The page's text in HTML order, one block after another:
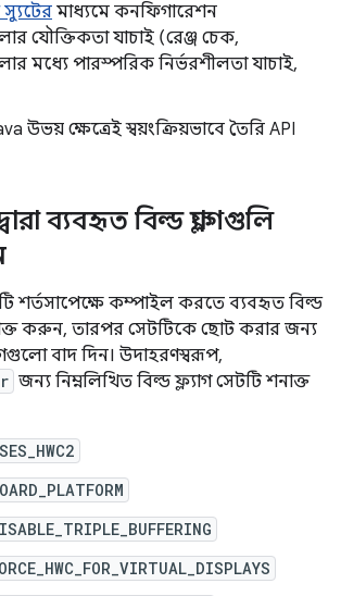
স্যুটের মাধ্যমে কনফিগারেশন
যৌক্তিকতা যাচাই (রেঞ্জ চেক,
মধ্যে পারস্পরিক নির্ভরশীলতা যাচাই,
উভয় ক্ষেত্রেই স্বয়ংক্রিয়ভাবে তৈরি API
ব্যবহৃত বিল্ড ফ্ল্যাগগুলি
শর্তসাপেক্ষে কম্পাইল করতে ব্যবহৃত বিল্ড
করুন, তারপর সেটটিকে ছোট করার জন্য
বাদ দিন। উদাহরণস্বরূপ,
জন্য নিম্নলিখিত বিল্ড ফ্ল্যাগ সেটটি শনাক্ত